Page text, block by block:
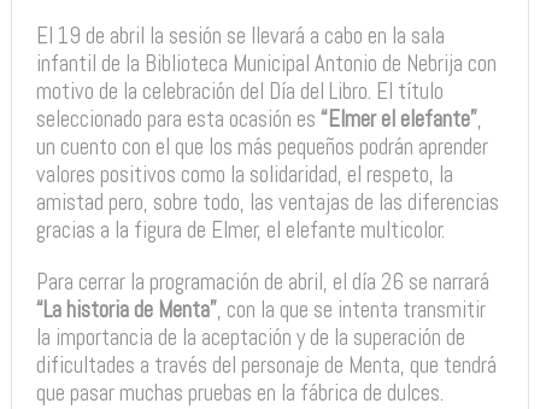
El 19 de abril la sesión se llevará a cabo en la sala
infantil de la Biblioteca Municipal Antonio de Nebrija con
motivo de la celebración del Día del Libro. El título
seleccionado para esta ocasión es “Elmer el elefante”,
un cuento con el que los más pequeños podrán aprender
valores positivos como la solidaridad, el respeto, la
amistad pero, sobre todo, las ventajas de las diferencias
gracias a la figura de Elmer, el elefante multicolor.
Para cerrar la programación de abril, el día 26 se narrará
“La historia de Menta”, con la que se intenta transmitir
la importancia de la aceptación y de la superación de
dificultades a través del personaje de Menta, que tendrá
que pasar muchas pruebas en la fábrica de dulces.